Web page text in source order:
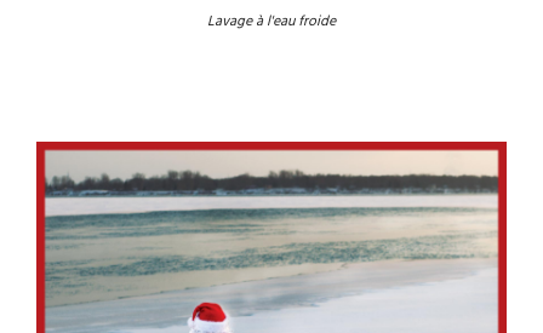
Lavage à l'eau froide